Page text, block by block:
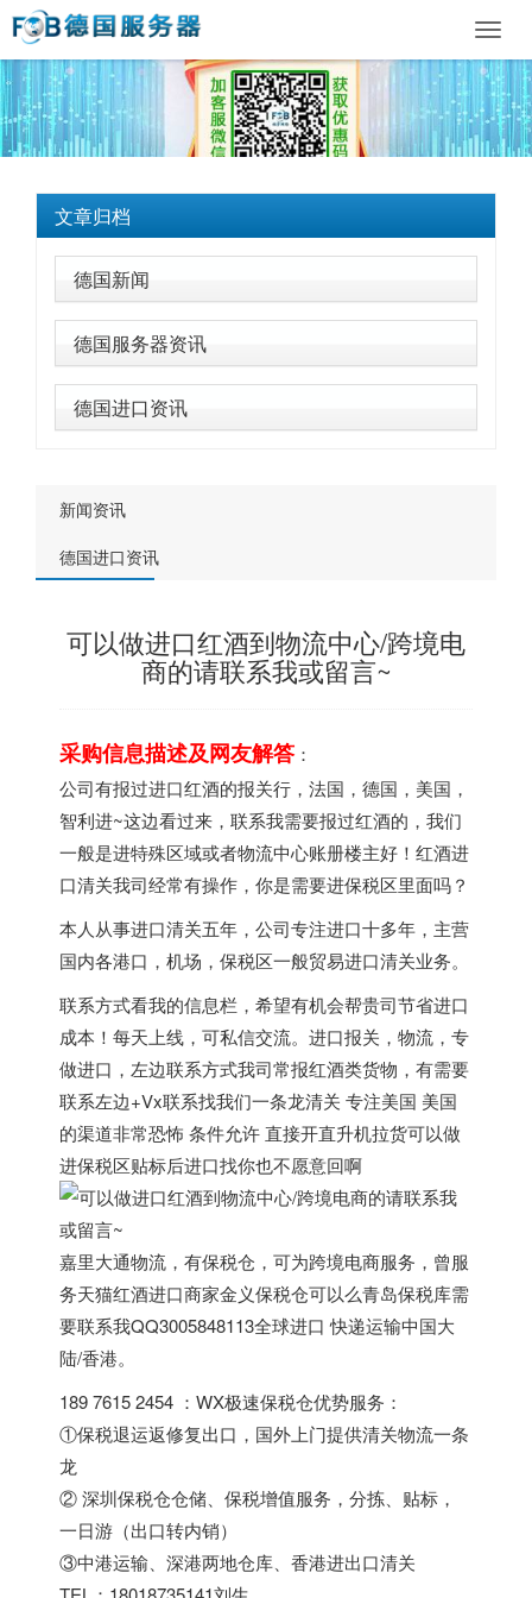
文章归档
德国新闻
德国服务器资讯
德国进口资讯
新闻资讯
德国进口资讯
可以做进口红酒到物流中心/跨境电
商的请联系我或留言~
采购信息描述及网友解答：
公司有报过进口红酒的报关行，法国， 德国 ，美国，
智利进~这边看过来，联系我需要报过红酒的，我们
一般是进特殊区域或者物流中心账册楼主好！红酒进
口清关我司经常有操作，你是需要进保税区里面吗？
本人从事进口清关五年，公司专注进口十多年，主营
国内各港口，机场，保税区一般贸易进口清关业务。
联系方式看我的信息栏，希望有机会帮贵司节省进口
成本！每天上线，可私信交流。进口报关，物流，专
做进口，左边联系方式我司常报红酒类货物，有需要
联系左边+Vx联系找我们一条龙清关 专注美国 美国
的渠道非常恐怖 条件允许 直接开直升机拉货可以做
进保税区贴标后进口找你也不愿意回啊
嘉里大通物流，有保税仓，可为跨境电商服务，曾服
务天猫红酒进口商家金义保税仓可以么青岛保税库需
要联系我QQ3005848113全球进口 快递运输中国大
陆/香港。
189 7615 2454 ：WX极速保税仓优势服务：
①保税退运返修复出口，国外上门提供清关物流一条
龙
② 深圳保税仓仓储、保税增值服务，分拣、贴标，
一日游（出口转内销）
③中港运输、深港两地仓库、香港进出口清关